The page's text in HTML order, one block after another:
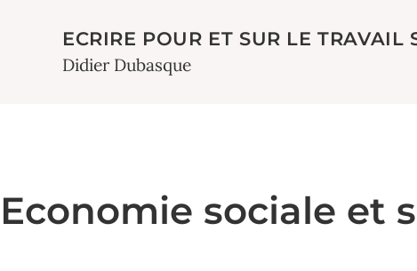
ECRIRE POUR ET SUR LE TRAVAIL
Didier Dubasque
Economie sociale et